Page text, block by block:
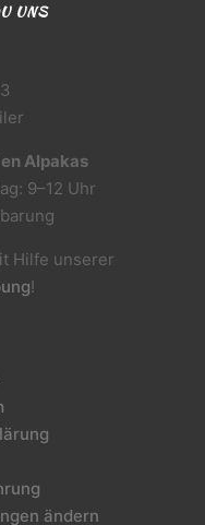
UNS
Alpakas
9–12 Uhr
Hilfe unserer
!
ändern